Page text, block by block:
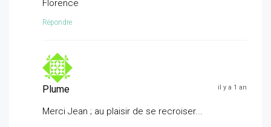
Florence
Répondre
Plume il y a 1 an
Merci Jean ; au plaisir de se recroiser...